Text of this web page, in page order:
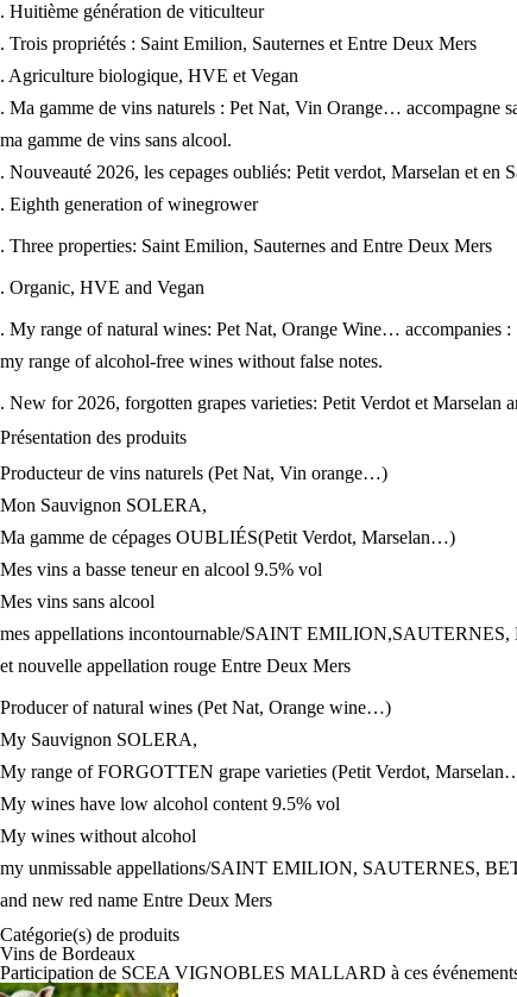
. Huitième génération de viticulteur
. Trois propriétés : Saint Emilion, Sauternes et Entre Deux Mers
. Agriculture biologique, HVE et Vegan
. Ma gamme de vins naturels : Pet Nat, Vin Orange… accompagne
ma gamme de vins sans alcool.
. Nouveauté 2026, les cepages oubliés: Petit verdot, Marselan et
. Eighth generation of winegrower
. Three properties: Saint Emilion, Sauternes and Entre Deux Mers
. Organic, HVE and Vegan
. My range of natural wines: Pet Nat, Orange Wine… accompanies :
my range of alcohol-free wines without false notes.
. New for 2026, forgotten grapes varieties: Petit Verdot et
Présentation des produits
Producteur de vins naturels (Pet Nat, Vin orange…)
Mon Sauvignon SOLERA,
Ma gamme de cépages OUBLIÉS(Petit Verdot, Marselan…)
Mes vins a basse teneur en alcool 9.5% vol
Mes vins sans alcool
mes appellations incontournable/SAINT
et nouvelle appellation rouge Entre Deux Mers
Producer of natural wines (Pet Nat, Orange wine…)
My Sauvignon SOLERA,
My range of FORGOTTEN grape varieties (Petit Verdot,
My wines have low alcohol content 9.5% vol
My wines without alcohol
my unmissable appellations/SAINT EMILION, SAUTERNES,
and new red name Entre Deux Mers
Catégorie(s) de produits
Vins de Bordeaux
Participation de SCEA VIGNOBLES MALLARD à ces